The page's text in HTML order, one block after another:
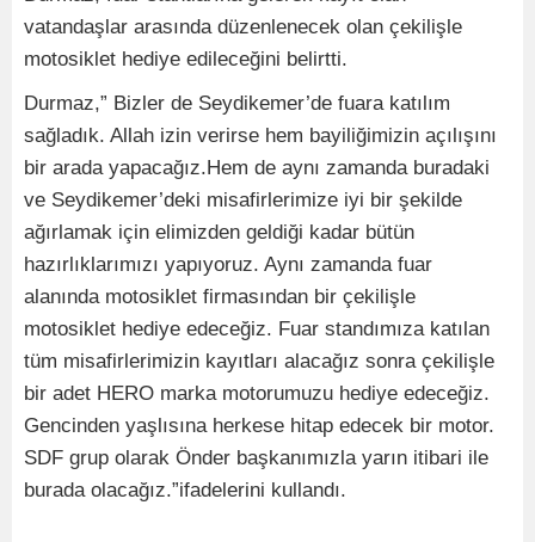
vatandaşlar arasında düzenlenecek olan çekilişle
motosiklet hediye edileceğini belirtti.
Durmaz,” Bizler de Seydikemer’de fuara katılım
sağladık. Allah izin verirse hem bayiliğimizin açılışını
bir arada yapacağız.Hem de aynı zamanda buradaki
ve Seydikemer’deki misafirlerimize iyi bir şekilde
ağırlamak için elimizden geldiği kadar bütün
hazırlıklarımızı yapıyoruz. Aynı zamanda fuar
alanında motosiklet firmasından bir çekilişle
motosiklet hediye edeceğiz. Fuar standımıza katılan
tüm misafirlerimizin kayıtları alacağız sonra çekilişle
bir adet HERO marka motorumuzu hediye edeceğiz.
Gencinden yaşlısına herkese hitap edecek bir motor.
SDF grup olarak Önder başkanımızla yarın itibari ile
burada olacağız.”ifadelerini kullandı.